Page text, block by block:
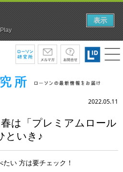
2022.05.11
は「プレミアムロール
といき♪
い 方は要チェック！
表示